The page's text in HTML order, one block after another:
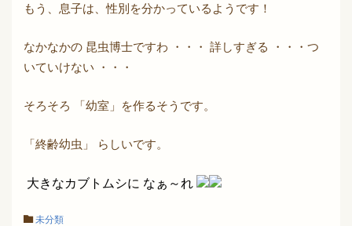
もう、息子は、性別を分かっているようです！
なかなかの 昆虫博士ですわ ・・・ 詳しすぎる ・・・つ
いていけない ・・・
そろそろ 「幼室」を作るそうです。
「終齢幼虫」 らしいです。
大きなカブトムシに なぁ～れ
未分類